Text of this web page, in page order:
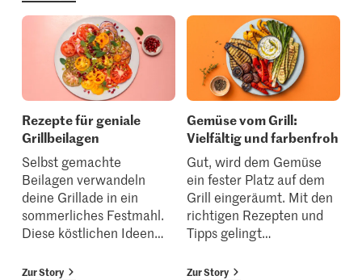
Rezepte für geniale
Grillbeilagen
Selbst gemachte
Beilagen verwandeln
deine Grillade in ein
sommerliches Festmahl.
Diese köstlichen Ideen…
Zur Story
Gemüse vom Grill:
Vielfältig und farbenfroh
Gut, wird dem Gemüse
ein fester Platz auf dem
Grill eingeräumt. Mit den
richtigen Rezepten und
Tipps gelingt…
Zur Story